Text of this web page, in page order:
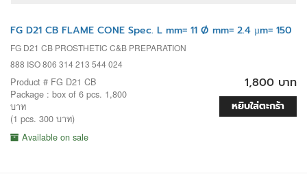
FG D21 CB FLAME CONE Spec. L mm= 11 Ø mm= 2.4 µm= 150
FG D21 CB PROSTHETIC C&B PREPARATION
888 ISO 806 314 213 544 024
Product # FG D21 CB
Package : box of 6 pcs. 1,800
บาท
(1 pcs. 300 บาท)
Available on sale
1,800 บาท
หยิบใส่ตะกร้า